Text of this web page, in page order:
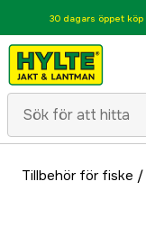
30 dagars öppet köp
Tillbehör för fiske /